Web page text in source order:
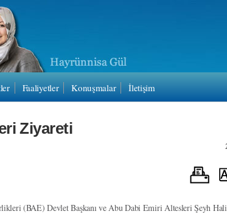
Faaliyetler Konuşmalar İletişim
Ziyareti
(BAE) Devlet Başkanı ve Abu Dabi Emiri Altesleri Şeyh